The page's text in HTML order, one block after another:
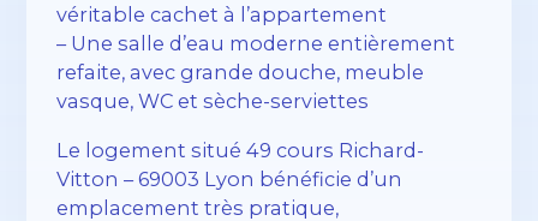
véritable cachet à l’appartement
– Une salle d’eau moderne entièrement
refaite, avec grande douche, meuble
vasque, WC et sèche-serviettes
Le logement situé 49 cours Richard-
Vitton – 69003 Lyon bénéficie d’un
emplacement très pratique,